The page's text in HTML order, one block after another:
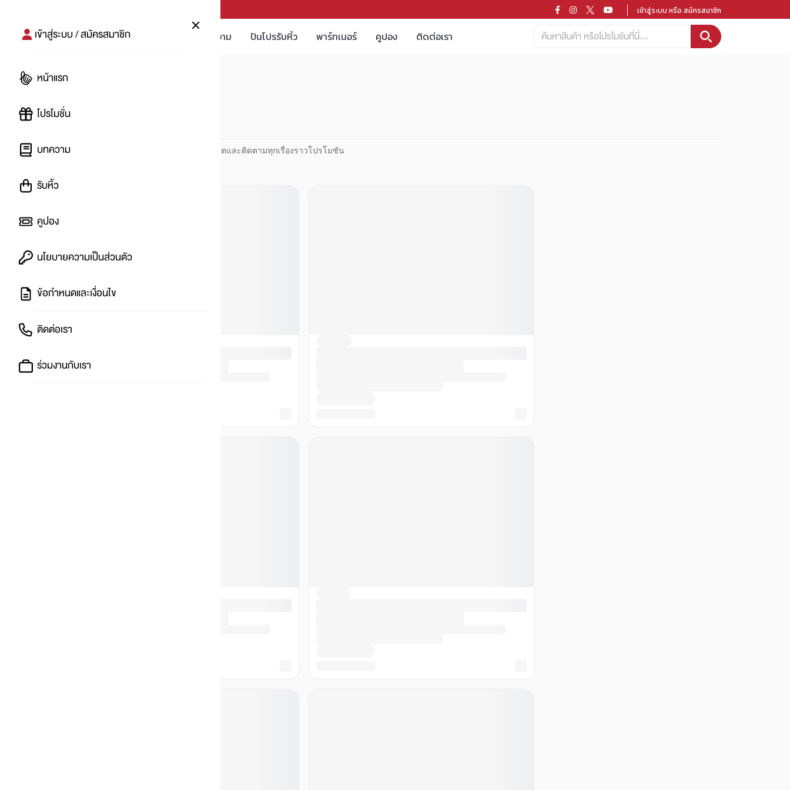
เข้าสู่ระบบ หรือ สมัครสมาชิก
บทความ ปันโปรรับหิ้ว พาร์ทเนอร์ คูปอง ติดต่อเรา
เข้าสู่ระบบ / สมัครสมาชิก
หน้าแรก
โปรโมชั่น
บทความ
รับหิ้ว
คูปอง
นโยบายความเป็นส่วนตัว
ข้อกำหนดและเงื่อนไข
ติดต่อเรา
ร่วมงานกับเรา
#
ปันโปร PUNPRO ที่ 1 ด้านโปรโมชัน อัปเดตและติดตามทุกเรื่องราวโปรโมชัน